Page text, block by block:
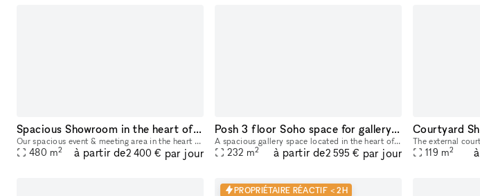
Spacious Showroom in the heart of Berlin
Our spacious event & meeting area in the heart of Berlin invites you to creative meetings, networking events, galleries and much more. With the help of our experienced team, your event will be organi
480 m2 à partir de2 400 € par jour
Posh 3 floor Soho space for gallery, pop-up shops and showrooms
A spacious gallery space located in the heart of Manhattan, Soho; great choice for pop up events and art exhibitions; 3 floor space with storage availability downstairs
232 m2 à partir de2 595 € par jour
Courtyard
119 m2
PROPRIÉTAIRE RÉACTIF < 2H